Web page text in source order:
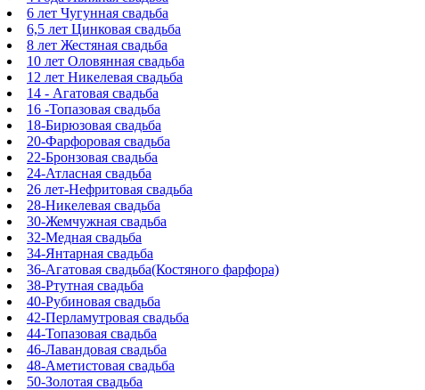
6 лет Чугунная свадьба
6,5 лет Цинковая свадьба
8 лет Жестяная свадьба
10 лет Оловянная свадьба
12 лет Никелевая свадьба
14 - Агатовая свадьба
16 -Топазовая свадьба
18-Бирюзовая свадьба
20-Фарфоровая свадьба
22-Бронзовая свадьба
24-Атласная свадьба
26 лет-Нефритовая свадьба
28-Никелевая свадьба
30-Жемчужная свадьба
32-Медная свадьба
34-Янтарная свадьба
36-Агатовая свадьба(Костяного фарфора)
38-Ртутная свадьба
40-Рубиновая свадьба
42-Перламутровая свадьба
44-Топазовая свадьба
46-Лавандовая свадьба
48-Аметистовая свадьба
50-Золотая свадьба